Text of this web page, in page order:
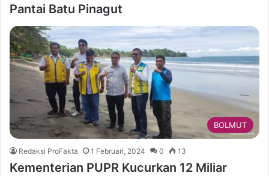
Pantai Batu Pinagut
BOLMUT
Redaksi ProFakta 1 Februari, 2024 0 13
Kementerian PUPR Kucurkan 12 Miliar